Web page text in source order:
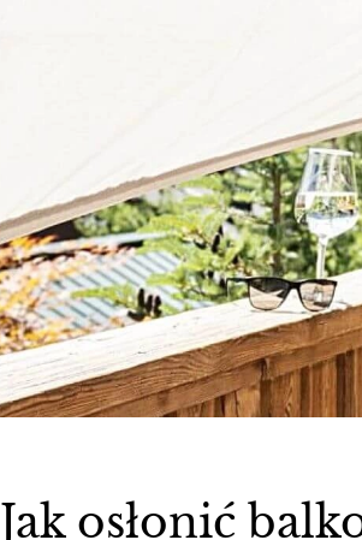
Jak osłonić